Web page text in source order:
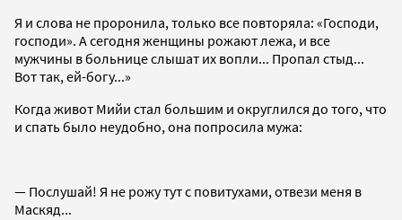
Я и слова не проронила, только все повторяла: «Господи,
господи». А сегодня женщины рожают лежа, и все
мужчины в больнице слышат их вопли... Пропал стыд...
Вот так, ей-богу...»
Когда живот Мийи стал большим и округлился до того, что
и спать было неудобно, она попросила мужа:
— Послушай! Я не рожу тут с повитухами, отвези меня в
Маскяд...